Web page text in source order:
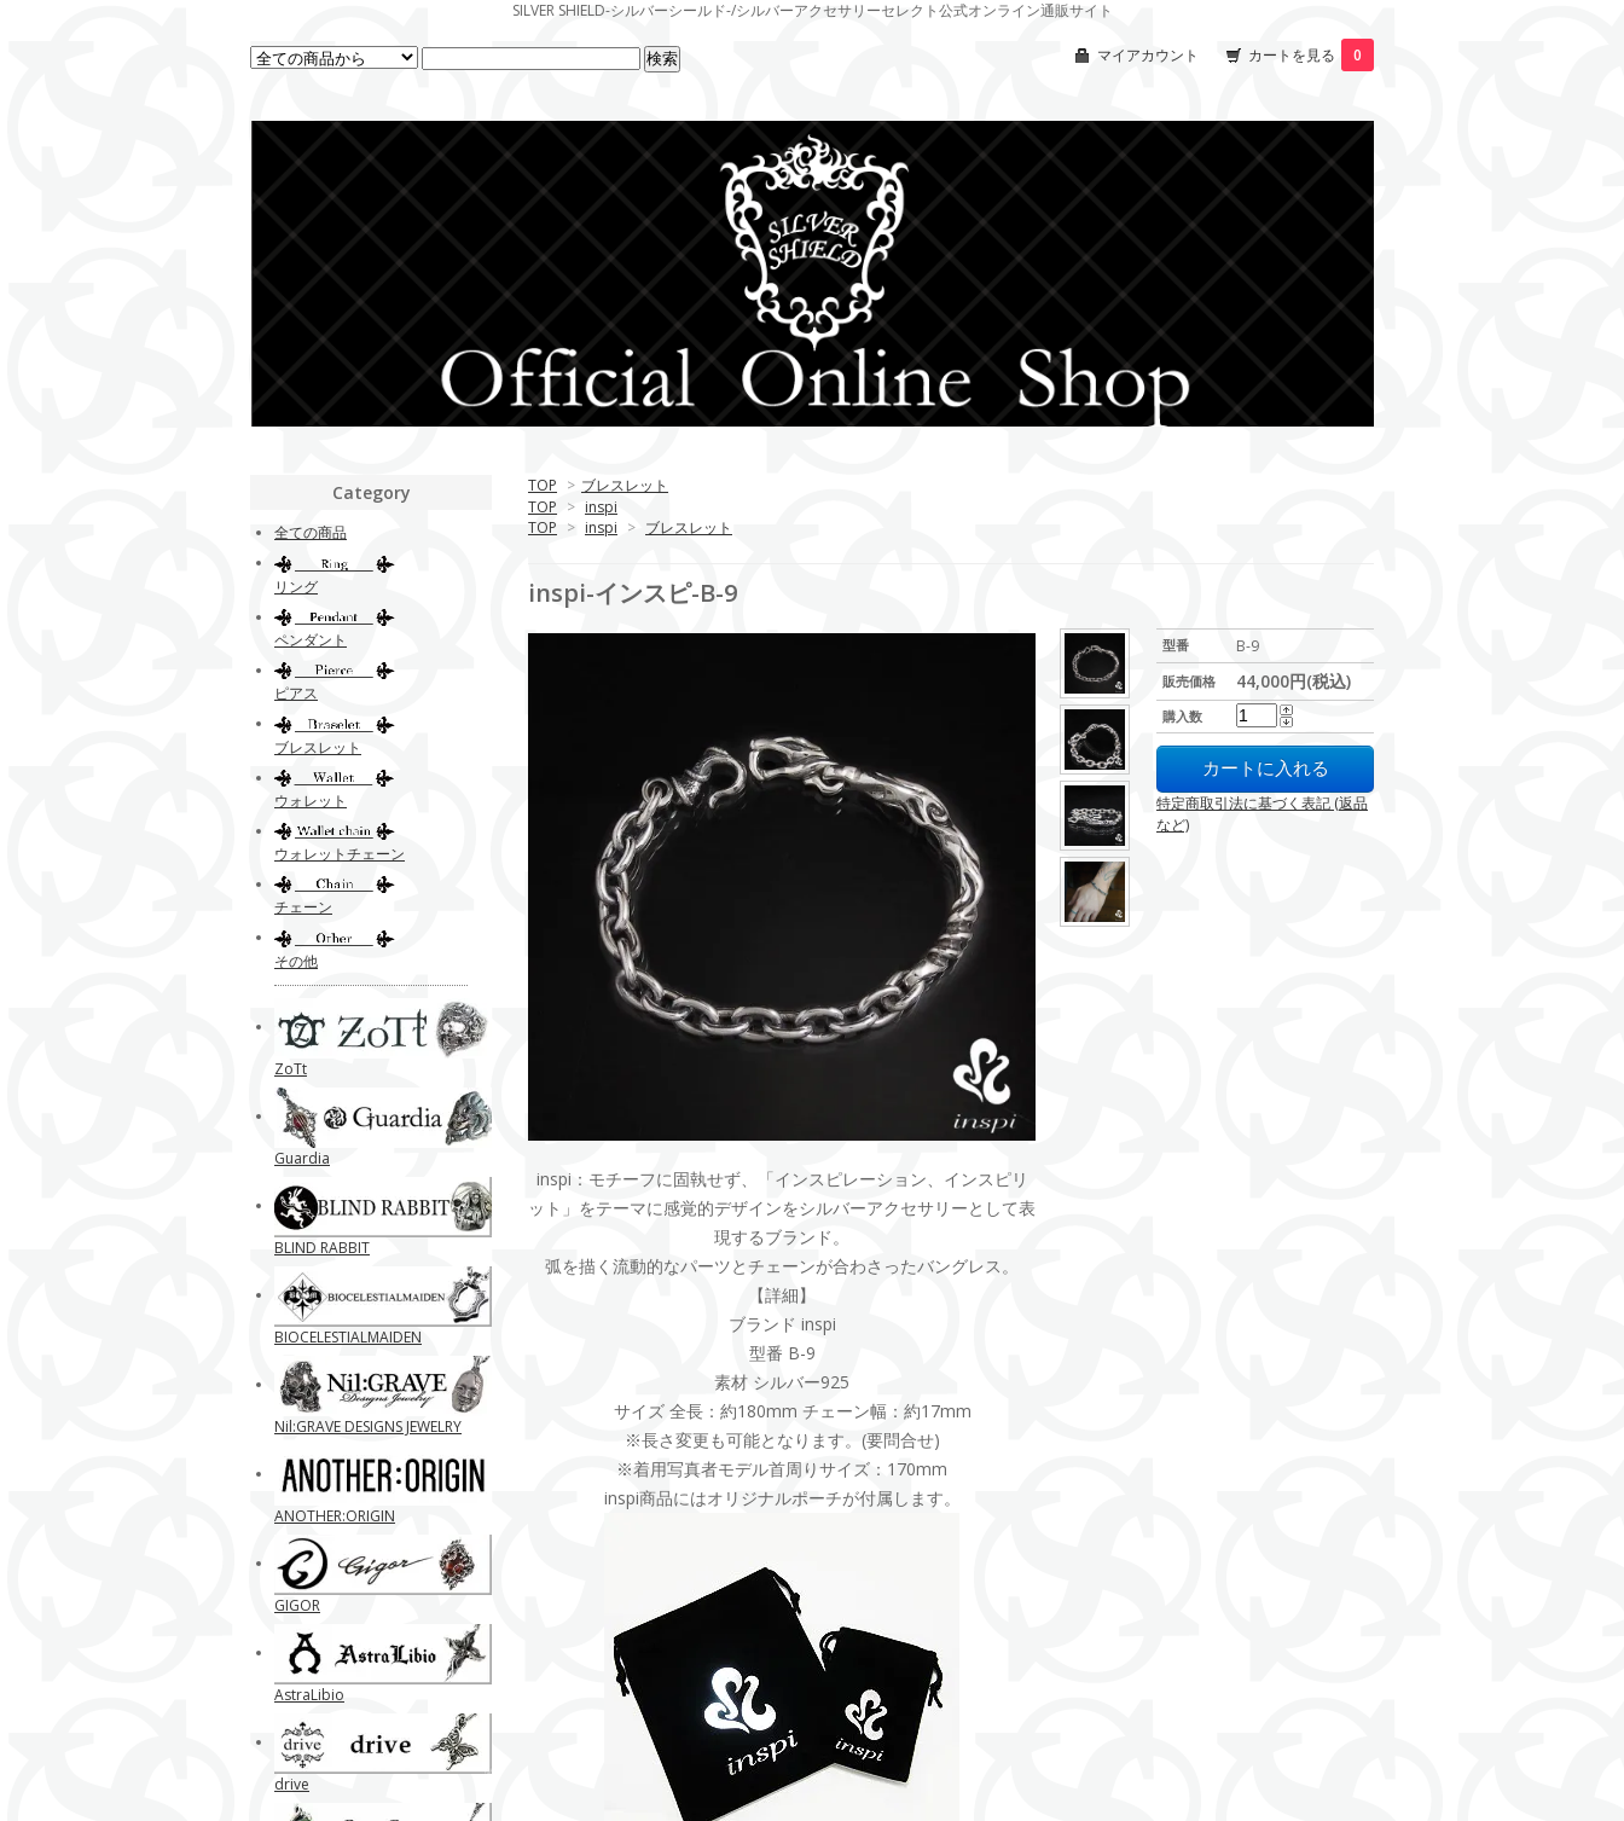
SILVER SHIELD-シルバーシールド-/シルバーアクセサリーセレクト公式オンライン通販サイト
マイアカウント カートを見る 0
TOP > ブレスレット
TOP > inspi
TOP > inspi > ブレスレット
inspi-インスピ-B-9
型番 B-9
販売価格 44,000円(税込)
購入数
特定商取引法に基づく表記 (返品
など)
inspi：モチーフに固執せず、「インスピレーション、インスピリ
ット」をテーマに感覚的デザインをシルバーアクセサリーとして表
現するブランド。
弧を描く流動的なパーツとチェーンが合わさったバングレス。
【詳細】
ブランド inspi
型番 B-9
素材 シルバー925
サイズ 全長：約180mm チェーン幅：約17mm
※長さ変更も可能となります。(要問合せ)
※着用写真者モデル首周りサイズ：170mm
inspi商品にはオリジナルポーチが付属します。
Category
全ての商品
リング
ペンダント
ピアス
ブレスレット
ウォレット
ウォレットチェーン
チェーン
その他
ZoTt
Guardia
BLIND RABBIT
BIOCELESTIALMAIDEN
Nil:GRAVE DESIGNS JEWELRY
ANOTHER:ORIGIN
GIGOR
AstraLibio
drive